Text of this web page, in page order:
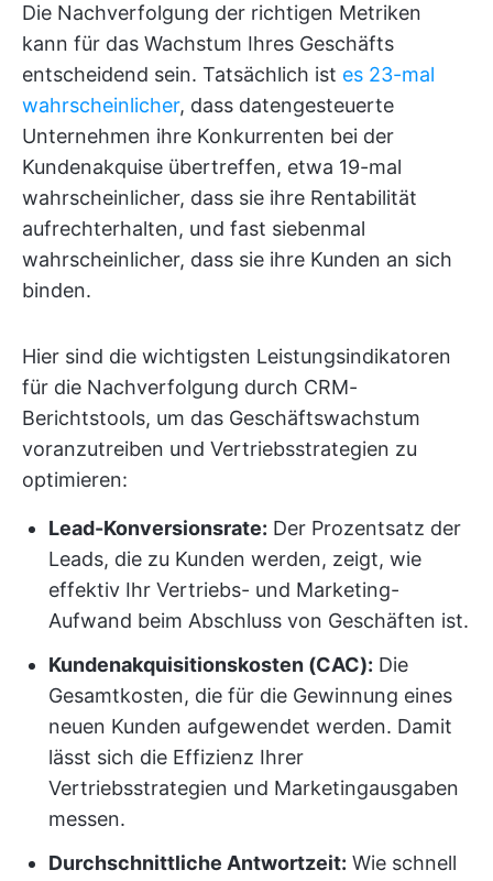
Die Nachverfolgung der richtigen Metriken
kann für das Wachstum Ihres Geschäfts
entscheidend sein. Tatsächlich ist es 23-mal
wahrscheinlicher, dass datengesteuerte
Unternehmen ihre Konkurrenten bei der
Kundenakquise übertreffen, etwa 19-mal
wahrscheinlicher, dass sie ihre Rentabilität
aufrechterhalten, und fast siebenmal
wahrscheinlicher, dass sie ihre Kunden an sich
binden.
Hier sind die wichtigsten Leistungsindikatoren
für die Nachverfolgung durch CRM-
Berichtstools, um das Geschäftswachstum
voranzutreiben und Vertriebsstrategien zu
optimieren:
Lead-Konversionsrate: Der Prozentsatz der
Leads, die zu Kunden werden, zeigt, wie
effektiv Ihr Vertriebs- und Marketing-
Aufwand beim Abschluss von Geschäften ist.
Kundenakquisitionskosten (CAC): Die
Gesamtkosten, die für die Gewinnung eines
neuen Kunden aufgewendet werden. Damit
lässt sich die Effizienz Ihrer
Vertriebsstrategien und Marketingausgaben
messen.
Durchschnittliche Antwortzeit: Wie schnell